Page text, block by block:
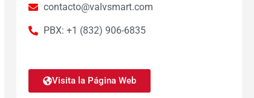
contacto@valvsmart.com
PBX: +1 (832) 906-6835
Visita la Página Web